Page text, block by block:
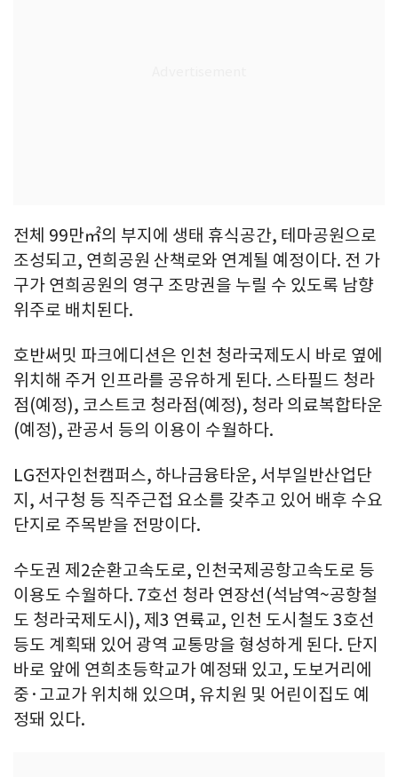
전체 99만㎡의 부지에 생태 휴식공간, 테마공원으로
조성되고, 연희공원 산책로와 연계될 예정이다. 전 가
구가 연희공원의 영구 조망권을 누릴 수 있도록 남향
위주로 배치된다.
호반써밋 파크에디션은 인천 청라국제도시 바로 옆에
위치해 주거 인프라를 공유하게 된다. 스타필드 청라
점(예정), 코스트코 청라점(예정), 청라 의료복합타운
(예정), 관공서 등의 이용이 수월하다.
LG전자인천캠퍼스, 하나금융타운, 서부일반산업단
지, 서구청 등 직주근접 요소를 갖추고 있어 배후 수요
단지로 주목받을 전망이다.
수도권 제2순환고속도로, 인천국제공항고속도로 등
이용도 수월하다. 7호선 청라 연장선(석남역~공항철
도 청라국제도시), 제3 연륙교, 인천 도시철도 3호선
등도 계획돼 있어 광역 교통망을 형성하게 된다. 단지
바로 앞에 연희초등학교가 예정돼 있고, 도보거리에
중·고교가 위치해 있으며, 유치원 및 어린이집도 예
정돼 있다.